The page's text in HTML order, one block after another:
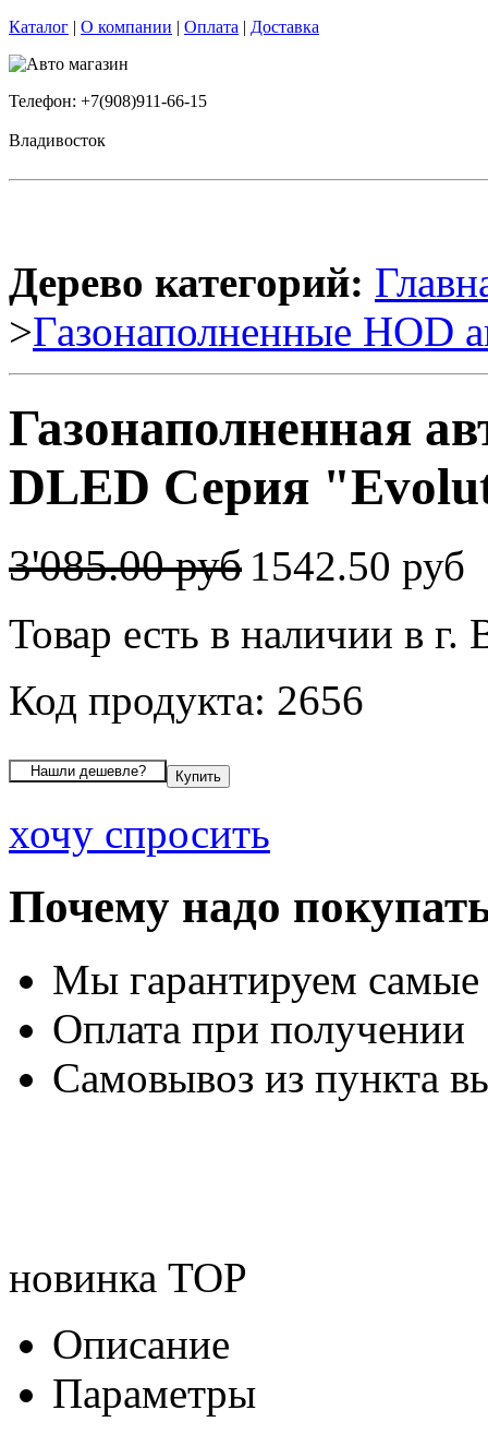
Каталог | О компании | Оплата | Доставка
Телефон: +7(908)911-66-15
Владивосток
Дерево категорий:
>Газонаполненные HOD
Газонаполненная
DLED Серия
3'085.00 руб 1542.50 руб
Товар есть в наличии в г.
Код продукта: 2656
хочу спросить
Почему надо
Мы гарантируем
Оплата при получении
Самовывоз из пункта
новинка TOP
Описание
Параметры